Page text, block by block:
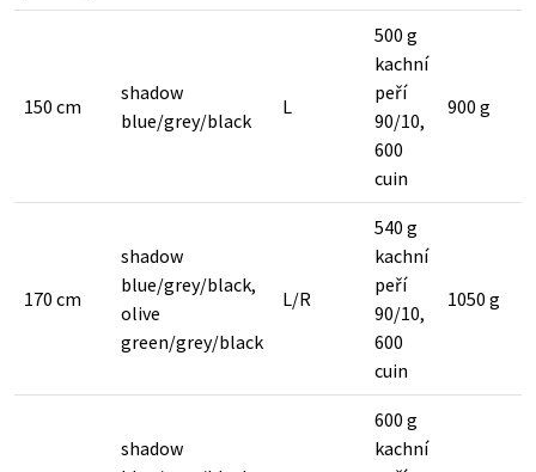
150 cm
shadow
blue/grey/black
L
500 g
kachní
peří
90/10,
600
cuin
900 g
170 cm
shadow
blue/grey/black,
olive
green/grey/black
L/R
540 g
kachní
peří
90/10,
600
cuin
1050 g
shadow
600 g
kachní